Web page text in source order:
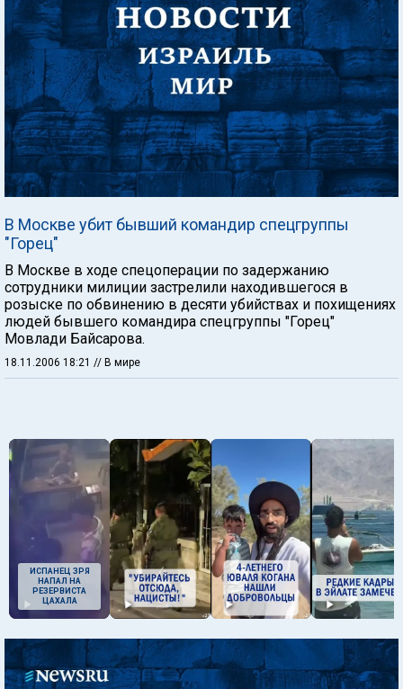
В Москве убит бывший командир спецгруппы
"Горец"
В Москве в ходе спецоперации по задержанию
сотрудники милиции застрелили находившегося в
розыске по обвинению в десяти убийствах и похищениях
людей бывшего командира спецгруппы "Горец"
Мовлади Байсарова.
18.11.2006 18:21 // В мире
ИСПАНЕЦ ЗРЯ
НАПАЛ НА
РЕЗЕРВИСТА
ЦАХАЛА